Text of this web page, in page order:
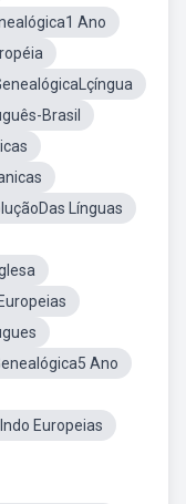
Ano
Brasil
Línguas
Ano
Europeias